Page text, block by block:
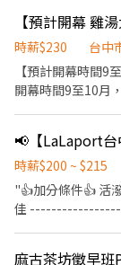
時請於主管確認
雙倍薪 3. 提供優秀
享特休假 7.福委
提供好吃日式餐飲
時薪$230
台中
【預計開幕時間9
開幕時間9至10月
異】 【上班地點
與錄取店鋪可能存
商後為主，即應
隊熱血招募中！
人互動，具備親切
時薪$200 ~ $215
"👍加分條件👍 活
佳
麻古茶坊徵早班